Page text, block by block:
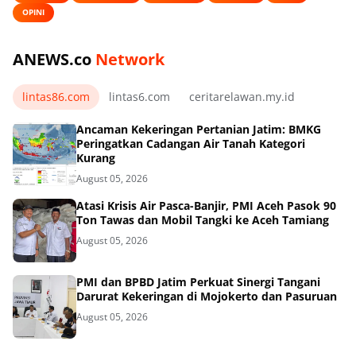
OPINI
ANEWS.co Network
lintas86.com lintas6.com ceritarelawan.my.id
Ancaman Kekeringan Pertanian Jatim: BMKG
Peringatkan Cadangan Air Tanah Kategori
Kurang
August 05, 2026
Atasi Krisis Air Pasca-Banjir, PMI Aceh Pasok 90
Ton Tawas dan Mobil Tangki ke Aceh Tamiang
August 05, 2026
PMI dan BPBD Jatim Perkuat Sinergi Tangani
Darurat Kekeringan di Mojokerto dan Pasuruan
August 05, 2026